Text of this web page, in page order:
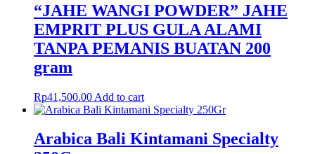
“JAHE WANGI POWDER” JAHE
EMPRIT PLUS GULA ALAMI
TANPA PEMANIS BUATAN 200
gram
Rp41,500.00 Add to cart
Arabica Bali Kintamani Specialty